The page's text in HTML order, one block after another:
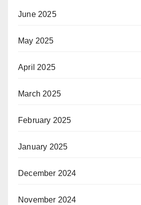
June 2025
May 2025
April 2025
March 2025
February 2025
January 2025
December 2024
November 2024